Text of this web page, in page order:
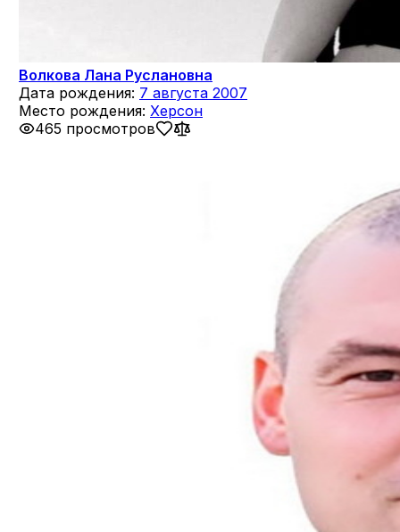
Волкова Лана Руслановна
Дата рождения: 7 августа 2007
Место рождения: Херсон
465 просмотров